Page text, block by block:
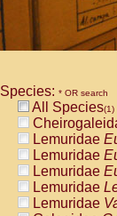
Species: * OR search
All Species(1)
Lemuridae
Lemuridae
Lemuridae
Lemuridae
Lemuridae